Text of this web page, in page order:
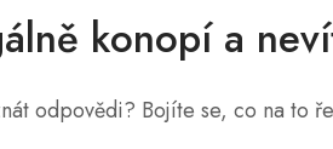
konopí a
odpovědi? Bojíte se, co na to